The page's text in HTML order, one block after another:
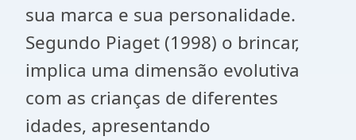
sua marca e sua personalidade.
Segundo Piaget (1998) o brincar,
implica uma dimensão evolutiva
com as crianças de diferentes
idades, apresentando